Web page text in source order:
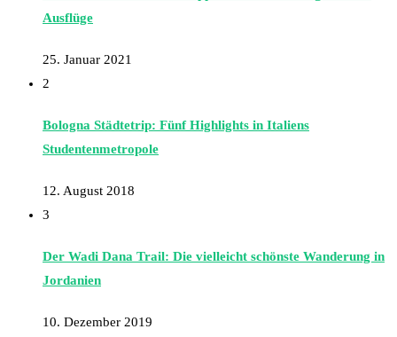
Ausflüge
25. Januar 2021
2
Bologna Städtetrip: Fünf Highlights in Italiens
Studentenmetropole
12. August 2018
3
Der Wadi Dana Trail: Die vielleicht schönste Wanderung in
Jordanien
10. Dezember 2019